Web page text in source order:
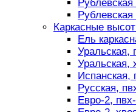
Каркасные
Ель
Уральская,
Уральская,
Испанская,
Русская,
Евро-2,